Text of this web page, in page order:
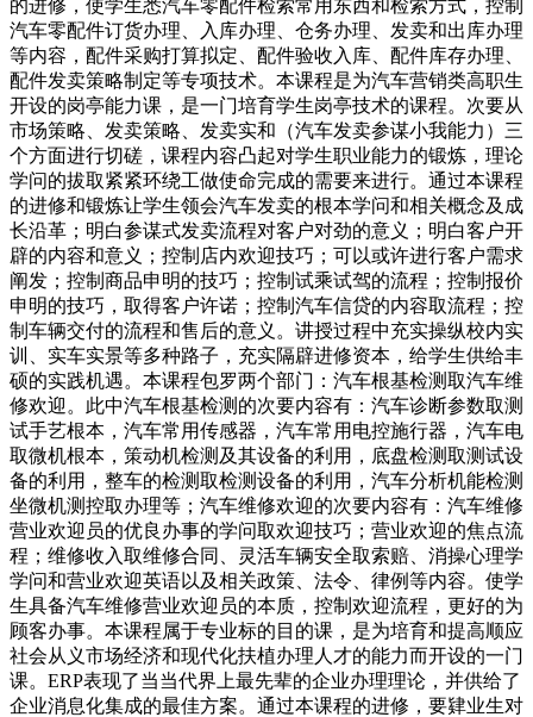
的进修，使学生悉汽车零配件检索常用东西和检索方式，控制
汽车零配件订货办理、入库办理、仓务办理、发卖和出库办理
等内容，配件采购打算拟定、配件验收入库、配件库存办理、
配件发卖策略制定等专项技术。本课程是为汽车营销类高职生
开设的岗亭能力课，是一门培育学生岗亭技术的课程。次要从
市场策略、发卖策略、发卖实和（汽车发卖参谋小我能力）三
个方面进行切磋，课程内容凸起对学生职业能力的锻炼，理论
学问的拔取紧紧环绕工做使命完成的需要来进行。通过本课程
的进修和锻炼让学生领会汽车发卖的根本学问和相关概念及成
长沿革；明白参谋式发卖流程对客户对劲的意义；明白客户开
辟的内容和意义；控制店内欢迎技巧；可以或许进行客户需求
阐发；控制商品申明的技巧；控制试乘试驾的流程；控制报价
申明的技巧，取得客户许诺；控制汽车信贷的内容取流程；控
制车辆交付的流程和售后的意义。讲授过程中充实操纵校内实
训、实车实景等多种路子，充实隔辟进修资本，给学生供给丰
硕的实践机遇。本课程包罗两个部门：汽车根基检测取汽车维
修欢迎。此中汽车根基检测的次要内容有：汽车诊断参数取测
试手艺根本，汽车常用传感器，汽车常用电控施行器，汽车电
取微机根本，策动机检测及其设备的利用，底盘检测取测试设
备的利用，整车的检测取检测设备的利用，汽车分析机能检测
坐微机测控取办理等；汽车维修欢迎的次要内容有：汽车维修
营业欢迎员的优良办事的学问取欢迎技巧；营业欢迎的焦点流
程；维修收入取维修合同、灵活车辆安全取索赔、消操心理学
学问和营业欢迎英语以及相关政策、法令、律例等内容。使学
生具备汽车维修营业欢迎员的本质，控制欢迎流程，更好的为
顾客办事。本课程属于专业标的目的课，是为培育和提高顺应
社会从义市场经济和现代化扶植办理人才的能力而开设的一门
课。ERP表现了当当代界上最先辈的企业办理理论，并供给了
企业消息化集成的最佳方案。通过本课程的进修，要肄业生对